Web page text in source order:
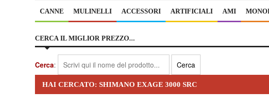
CANNE MULINELLI ACCESSORI ARTIFICIALI AMI
CERCA IL MIGLIOR PREZZO...
Cerca:
HAI CERCATO: SHIMANO EXAGE 3000 SRC